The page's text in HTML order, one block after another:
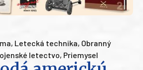
, Letecká technika, Obranný
letectvo, Priemysel